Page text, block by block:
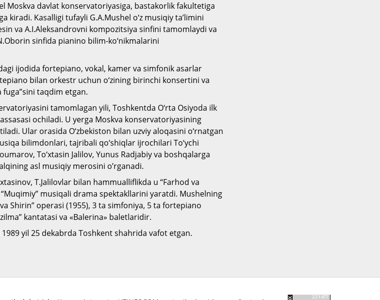
Moskva davlat konservatoriyasiga, bastakorlik fakultetiga
kiradi. Kasalligi tufayli G.A.Mushel o‘z musiqiy ta’limini
va A.I.Aleksandrovni kompozitsiya sinfini tamomlaydi va
sinfida pianino bilim-ko‘nikmalarini
ijodida fortepiano, vokal, kamer va simfonik asarlar
bilan orkestr uchun o‘zining birinchi konsertini va
taqdim etgan.
tamomlagan yili, Toshkentda O‘rta Osiyoda ilk
ochiladi. U yerga Moskva konservatoriyasining
Ular orasida O‘zbekiston bilan uzviy aloqasini o‘rnatgan
bilimdonlari, tajribali qo‘shiqlar ijrochilari To‘ychi
To‘xtasin Jalilov, Yunus Radjabiy va boshqalarga
asl musiqiy merosini o’rganadi.
T.Jalilovlar bilan hammualliflikda u “Farhod va
“Muqimiy” musiqali drama spektakllarini yaratdi. Mushelning
Shirin” operasi (1955), 3 ta simfoniya, 5 ta fortepiano
kantatasi va «Balerina» baletlaridir.
yil 25 dekabrda Toshkent shahrida vafot etgan.